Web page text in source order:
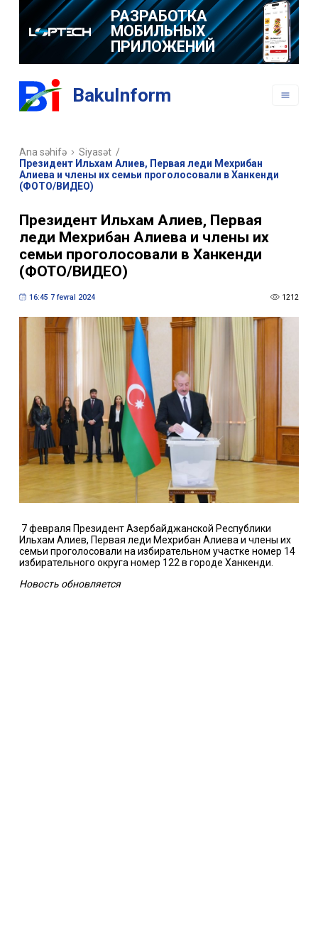
РАЗРАБОТКА
МОБИЛЬНЫХ
ПРИЛОЖЕНИЙ
BakuInform
Ana səhifə Siyasət /
Президент Ильхам Алиев, Первая леди Мехрибан
Алиева и члены их семьи проголосовали в Ханкенди
(ФОТО/ВИДЕО)
Президент Ильхам Алиев, Первая
леди Мехрибан Алиева и члены их
семьи проголосовали в Ханкенди
(ФОТО/ВИДЕО)
16:45 7 fevral 2024 1212
7 февраля Президент Азербайджанской Республики
Ильхам Алиев, Первая леди Мехрибан Алиева и члены их
семьи проголосовали на избирательном участке номер 14
избирательного округа номер 122 в городе Ханкенди.
Новость обновляется